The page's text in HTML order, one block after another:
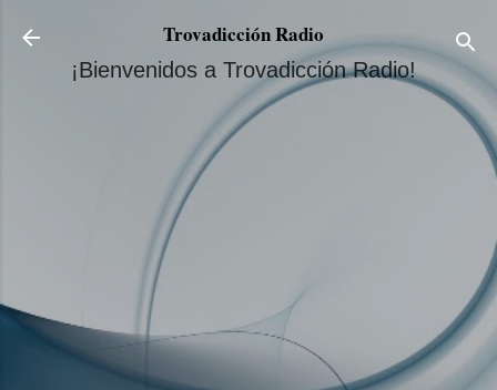
Ir al contenido principal
Trovadicción Radio
¡Bienvenidos a Trovadicción Radio!